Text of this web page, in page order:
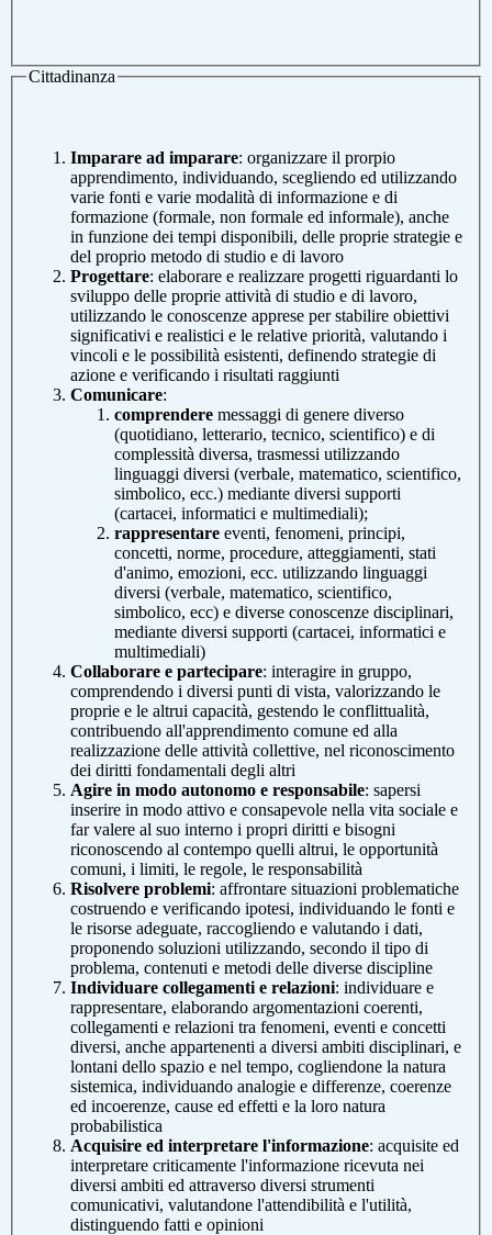
Cittadinanza
Imparare ad imparare: organizzare il prorpio
apprendimento, individuando, scegliendo ed utilizzando
varie fonti e varie modalità di informazione e di
formazione (formale, non formale ed informale), anche
in funzione dei tempi disponibili, delle proprie strategie e
del proprio metodo di studio e di lavoro
Progettare: elaborare e realizzare progetti riguardanti lo
sviluppo delle proprie attività di studio e di lavoro,
utilizzando le conoscenze apprese per stabilire obiettivi
significativi e realistici e le relative priorità, valutando i
vincoli e le possibilità esistenti, definendo strategie di
azione e verificando i risultati raggiunti
Comunicare:
comprendere messaggi di genere diverso
(quotidiano, letterario, tecnico, scientifico) e di
complessità diversa, trasmessi utilizzando
linguaggi diversi (verbale, matematico, scientifico,
simbolico, ecc.) mediante diversi supporti
(cartacei, informatici e multimediali);
rappresentare eventi, fenomeni, principi,
concetti, norme, procedure, atteggiamenti, stati
d'animo, emozioni, ecc. utilizzando linguaggi
diversi (verbale, matematico, scientifico,
simbolico, ecc) e diverse conoscenze disciplinari,
mediante diversi supporti (cartacei, informatici e
multimediali)
Collaborare e partecipare: interagire in gruppo,
comprendendo i diversi punti di vista, valorizzando le
proprie e le altrui capacità, gestendo le conflittualità,
contribuendo all'apprendimento comune ed alla
realizzazione delle attività collettive, nel riconoscimento
dei diritti fondamentali degli altri
Agire in modo autonomo e responsabile: sapersi
inserire in modo attivo e consapevole nella vita sociale e
far valere al suo interno i propri diritti e bisogni
riconoscendo al contempo quelli altrui, le opportunità
comuni, i limiti, le regole, le responsabilità
Risolvere problemi: affrontare situazioni problematiche
costruendo e verificando ipotesi, individuando le fonti e
le risorse adeguate, raccogliendo e valutando i dati,
proponendo soluzioni utilizzando, secondo il tipo di
problema, contenuti e metodi delle diverse discipline
Individuare collegamenti e relazioni: individuare e
rappresentare, elaborando argomentazioni coerenti,
collegamenti e relazioni tra fenomeni, eventi e concetti
diversi, anche appartenenti a diversi ambiti disciplinari, e
lontani dello spazio e nel tempo, cogliendone la natura
sistemica, individuando analogie e differenze, coerenze
ed incoerenze, cause ed effetti e la loro natura
probabilistica
Acquisire ed interpretare l'informazione: acquisite ed
interpretare criticamente l'informazione ricevuta nei
diversi ambiti ed attraverso diversi strumenti
comunicativi, valutandone l'attendibilità e l'utilità,
distinguendo fatti e opinioni